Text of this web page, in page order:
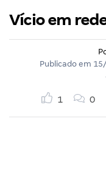
Vício em
Publicado em
1 0